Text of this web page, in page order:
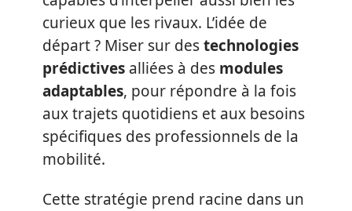
curieux que les rivaux. L’idée de
départ ? Miser sur destechnologies
prédictives alliées à des modules
adaptables, pour répondre à la fois
aux trajets quotidiens et aux besoins
spécifiques des professionnels de la
mobilité.
Cette stratégie prend racine dans un